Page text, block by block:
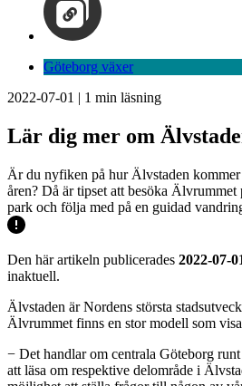
Göteborg växer
2022-07-01 | 1 min läsning
Lär dig mer om
Är du nyfiken på hur Älvstaden
åren? Då är tipset att besöka
park och följa med på en guidad
Den här artikeln publicerades 2022-07-
inaktuell.
Älvstaden är Nordens största
Älvrummet finns en stor modell som
− Det handlar om centrala Göteborg
att läsa om respektive delområde i